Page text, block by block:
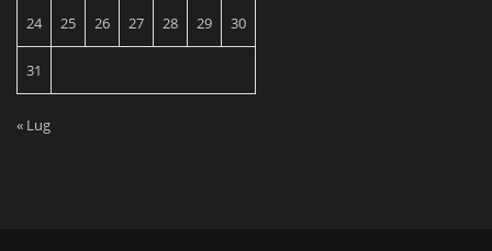
24 25 26 27 28 29 30
31
« Lug